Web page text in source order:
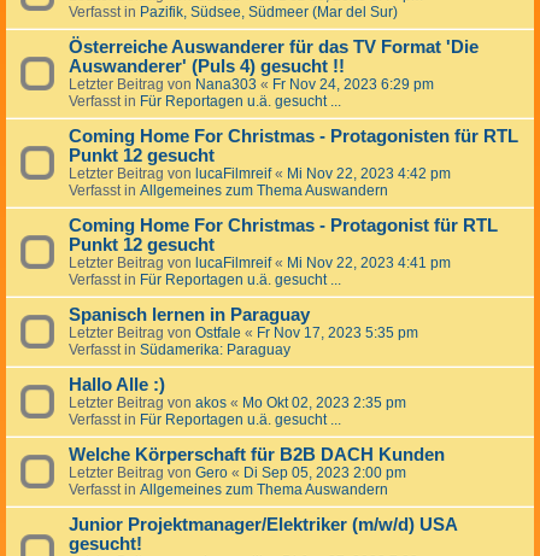
Verfasst in Pazifik, Südsee, Südmeer (Mar del Sur)
Österreiche Auswanderer für das TV Format 'Die
Auswanderer' (Puls 4) gesucht !!
Letzter Beitrag von Nana303 « Fr Nov 24, 2023 6:29 pm
Verfasst in Für Reportagen u.ä. gesucht ...
Coming Home For Christmas - Protagonisten für RTL
Punkt 12 gesucht
Letzter Beitrag von lucaFilmreif« Mi Nov 22, 2023 4:42 pm
Verfasst in Allgemeines zum Thema Auswandern
Coming Home For Christmas - Protagonist für RTL
Punkt 12 gesucht
Letzter Beitrag von lucaFilmreif« Mi Nov 22, 2023 4:41 pm
Verfasst in Für Reportagen u.ä. gesucht ...
Spanisch lernen in Paraguay
Letzter Beitrag von Ostfale « Fr Nov 17, 2023 5:35 pm
Verfasst in Südamerika: Paraguay
Hallo Alle :)
Letzter Beitrag von akos « Mo Okt 02, 2023 2:35 pm
Verfasst in Für Reportagen u.ä. gesucht ...
Welche Körperschaft für B2B DACH Kunden
Letzter Beitrag von Gero « Di Sep 05, 2023 2:00 pm
Verfasst in Allgemeines zum Thema Auswandern
Junior Projektmanager/Elektriker (m/w/d) USA
gesucht!